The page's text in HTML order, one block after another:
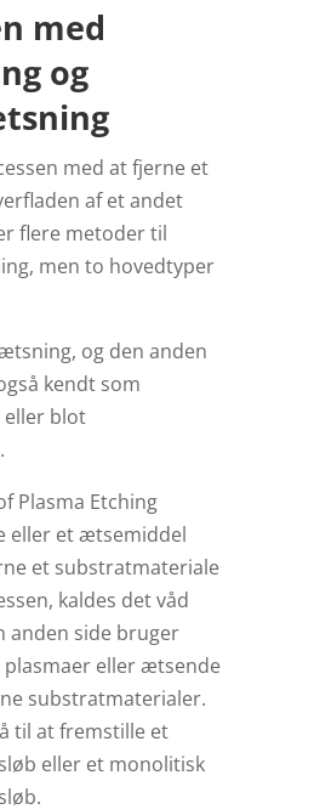
med
og
med at fjerne et
af et andet
flere metoder til
men to hovedtyper
og den anden
kendt som
blot
eller et ætsemiddel
et substratmateriale
kaldes det våd
anden side bruger
eller ætsende
substratmaterialer.
til at fremstille et
eller et monolitisk